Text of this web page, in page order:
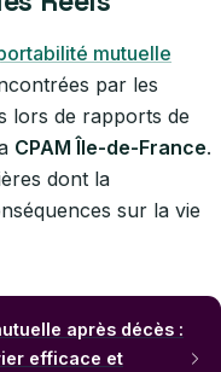
mutuelle
par les
lors de rapports de
CPAM Île-de-France.
dont la
sur la vie
après décès :
efficace et